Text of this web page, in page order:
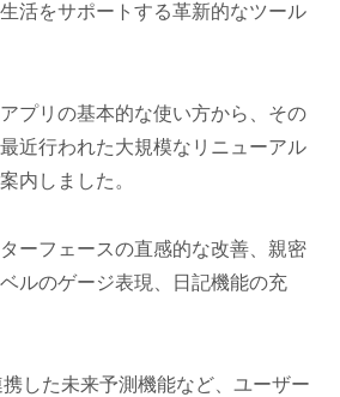
活をサポートする革新的なツール
プリの基本的な使い方から、その
近行われた大規模なリニューアル
内しました。
ーフェースの直感的な改善、親密
ルのゲージ表現、日記機能の充
した未来予測機能など、ユーザー